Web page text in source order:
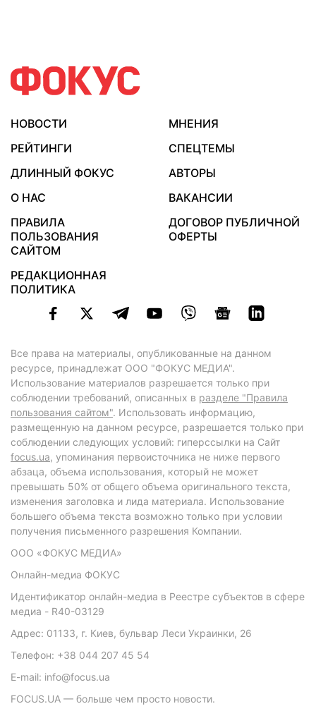
НОВОСТИ
МНЕНИЯ
РЕЙТИНГИ
СПЕЦТЕМЫ
ДЛИННЫЙ ФОКУС
АВТОРЫ
О НАС
ВАКАНСИИ
ПРАВИЛА
ПОЛЬЗОВАНИЯ
САЙТОМ
ДОГОВОР ПУБЛИЧНОЙ
ОФЕРТЫ
РЕДАКЦИОННАЯ
ПОЛИТИКА
Все права на материалы, опубликованные на данном
ресурсе, принадлежат ООО "ФОКУС МЕДИА".
Использование материалов разрешается только при
соблюдении требований, описанных в разделе "Правила
пользования сайтом". Использовать информацию,
размещенную на данном ресурсе, разрешается только при
соблюдении следующих условий: гиперссылки на Сайт
focus.ua, упоминания первоисточника не ниже первого
абзаца, объема использования, который не может
превышать 50% от общего объема оригинального текста,
изменения заголовка и лида материала. Использование
большего объема текста возможно только при условии
получения письменного разрешения Компании.
ООО «ФОКУС МЕДИА»
Онлайн-медиа ФОКУС
Идентификатор онлайн-медиа в Реестре субъектов в сфере
медиа - R40-03129
Адрес: 01133, г. Киев, бульвар Леси Украинки, 26
Телефон: +38 044 207 45 54
E-mail: info@focus.ua
FOCUS.UA — больше чем просто новости.